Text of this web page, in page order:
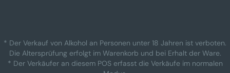
* Der Verkauf von Alkohol an Personen unter 18 Jahren ist verboten.
Die Altersprüfung erfolgt im Warenkorb und bei Erhalt der Ware.
* Der Verkäufer an diesem POS erfasst die Verkäufe im normalen